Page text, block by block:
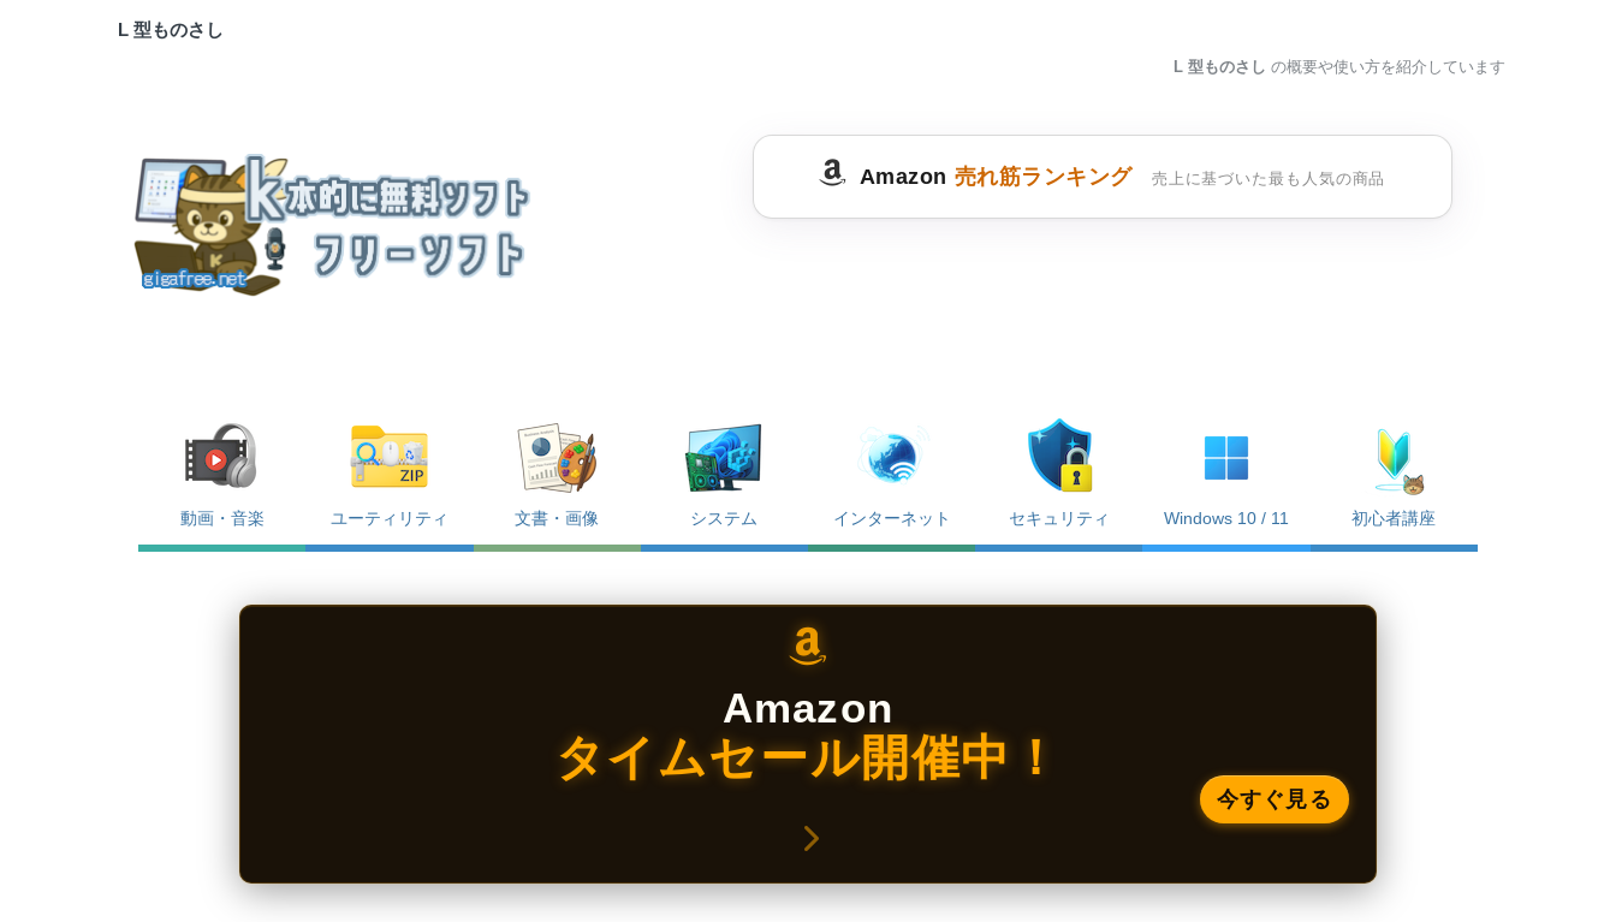
L 型ものさし
L 型ものさし の概要や使い方を紹介しています
Amazon 売れ筋ランキング 売上に基づいた最も人気の商品
動画・音楽 ユーティリティ 文書・画像 システム インターネット セキュリティ Windows 10 / 11 初心者講座
Amazon
タイムセール開催中！
今すぐ見る